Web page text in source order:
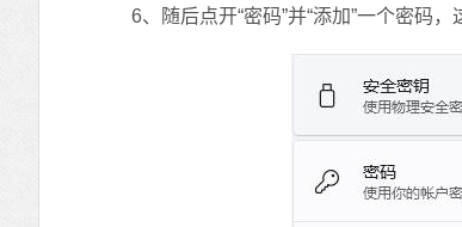
6、随后点开“密码”并“添加”一个密码，